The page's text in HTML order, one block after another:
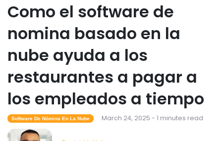
Como el software de
nomina basado en la
nube ayuda a los
restaurantes a pagar a
los empleados a tiempo
Software De Nómina En La Nube March 24, 2025 - 1 minutes read